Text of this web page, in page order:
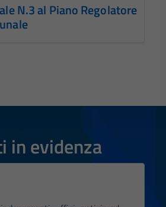
N.3 al Piano Regolatore
in evidenza